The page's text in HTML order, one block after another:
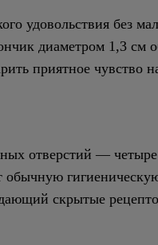
удовольствия без
диаметром 1,3 см
приятное чувство
отверстий —
скрытые